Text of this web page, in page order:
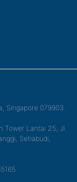
Singapore 079903
Tower Lantai 25, Jl.
Setiabudi,